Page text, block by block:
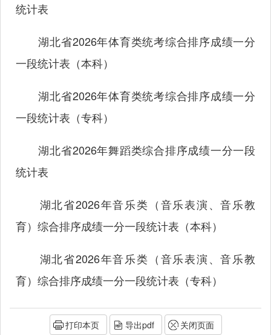
统计表
湖北省2026年体育类统考综合排序成绩一分
一段统计表（本科）
湖北省2026年体育类统考综合排序成绩一分
一段统计表（专科）
湖北省2026年舞蹈类综合排序成绩一分一段
统计表
湖北省2026年音乐类（音乐表演、音乐教
育）综合排序成绩一分一段统计表（本科）
湖北省2026年音乐类（音乐表演、音乐教
育）综合排序成绩一分一段统计表（专科）
打印本页 导出pdf 关闭页面